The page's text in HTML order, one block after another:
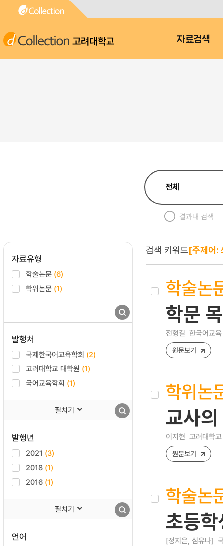
고려대학교 자료검색
결과내 검색
자료유형
학술논문 (6)
학위논문 (1)
발행처
국제한국어교육학회 (2)
고려대학교 대학원 (1)
국어교육학회 (1)
펼치기
발행년
2021 (3)
2018 (1)
2016 (1)
펼치기
언어
검색 키워드[주제어:
학술논
학문
전형길 한국어교
원문보기
학위논
교사
이지현 고려대학
원문보기
학술논
초등학
[정지은, 심유나]